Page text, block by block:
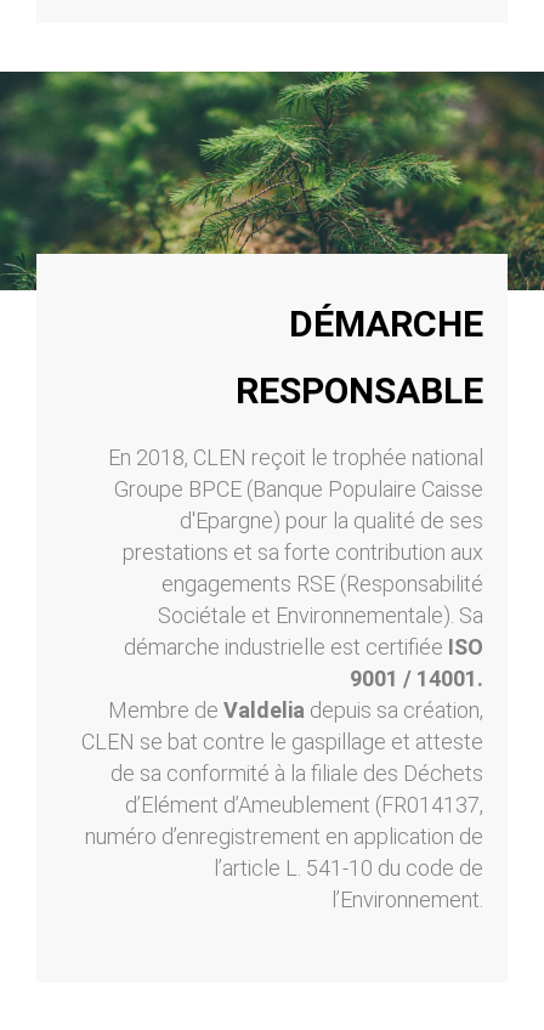
DÉMARCHE
RESPONSABLE
En 2018, CLEN reçoit le trophée national
Groupe BPCE (Banque Populaire Caisse
d'Epargne) pour la qualité de ses
prestations et sa forte contribution aux
engagements RSE (Responsabilité
Sociétale et Environnementale). Sa
démarche industrielle est certifiée ISO
9001 / 14001.
Membre de Valdelia depuis sa création,
CLEN se bat contre le gaspillage et atteste
de sa conformité à la filiale des Déchets
d’Elément d’Ameublement (FR014137,
numéro d’enregistrement en application de
l’article L. 541-10 du code de
l’Environnement.